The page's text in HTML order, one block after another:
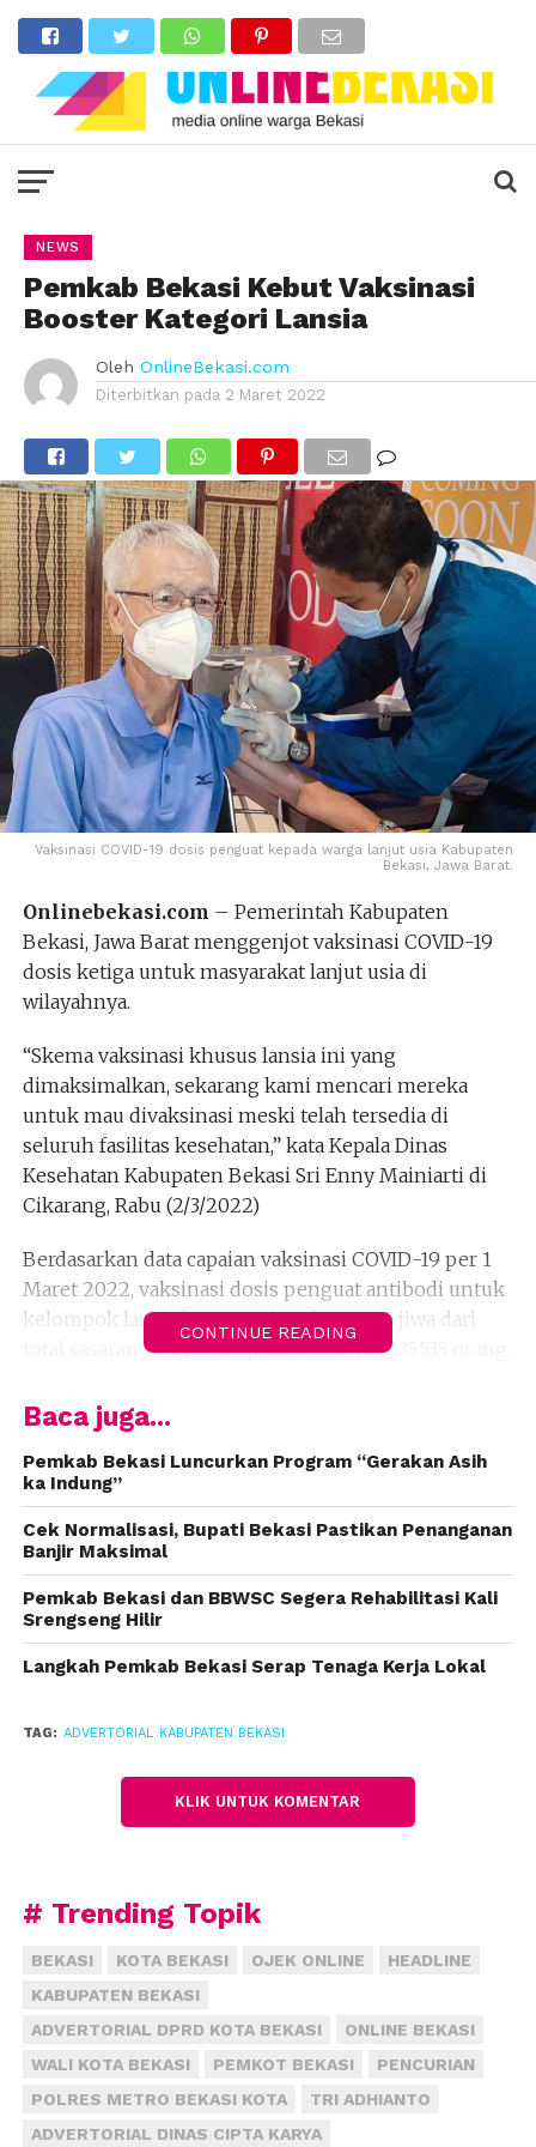
NEWS
Pemkab Bekasi Kebut Vaksinasi
Booster Kategori Lansia
Oleh OnlineBekasi.com
Diterbitkan pada 2 Maret 2022
Vaksinasi COVID-19 dosis penguat kepada warga lanjut usia Kabupaten
Bekasi, Jawa Barat.
Onlinebekasi.com – Pemerintah Kabupaten
Bekasi, Jawa Barat menggenjot vaksinasi COVID-19
dosis ketiga untuk masyarakat lanjut usia di
wilayahnya.
“Skema vaksinasi khusus lansia ini yang
dimaksimalkan, sekarang kami mencari mereka
untuk mau divaksinasi meski telah tersedia di
seluruh fasilitas kesehatan,” kata Kepala Dinas
Kesehatan Kabupaten Bekasi Sri Enny Mainiarti di
Cikarang, Rabu (2/3/2022)
Berdasarkan data capaian vaksinasi COVID-19 per 1
Maret 2022, vaksinasi dosis penguat antibodi untuk
kelompok lansia baru menjangkau 5.395 jiwa dari
total sasaran yang ditetapkan sebanyak 135.535 orang.
“Baru sekitar 3,98 persen lansia yang sudah
tervaksinasi dosis tiga makanya butuh treatment
khusus,” katanya.
Sri Enny mengaku telah menginstruksikan tenaga
kesehatan yang bertugas di 46 puskesmas untuk
terus mencari para lansia yang belum menerima
vaksinasi COVID-19 dosis pertama hingga ketiga.
Pihaknya bekerja sama dengan aparat TNI-Polri,
“Semua sudah dan terus bergerak menyusuri hingga
pelosok wilayah, dari pintu ke pintu mencari lansia
Pihaknya juga terus mengikuti perkembangan
penguat antibodi.
“Otomatis kalau banyak lansia yang sudah divaksin
dosis kesatu dan kedua, akan mendongkrak capaian
CONTINUE READING
Baca juga...
Pemkab Bekasi Luncurkan Program “Gerakan Asih
ka Indung”
Cek Normalisasi, Bupati Bekasi Pastikan Penanganan
Banjir Maksimal
Pemkab Bekasi dan BBWSC Segera Rehabilitasi Kali
Srengseng Hilir
Langkah Pemkab Bekasi Serap Tenaga Kerja Lokal
TAG: ADVERTORIAL KABUPATEN BEKASI
KLIK UNTUK KOMENTAR
# Trending Topik
BEKASI KOTA BEKASI OJEK ONLINE
HEADLINE
KABUPATEN BEKASI
ADVERTORIAL DPRD KOTA BEKASI
ONLINE BEKASI
WALI KOTA BEKASI
PEMKOT BEKASI
PENCURIAN
POLRES METRO BEKASI KOTA
TRI ADHIANTO
ADVERTORIAL DINAS CIPTA KARYA